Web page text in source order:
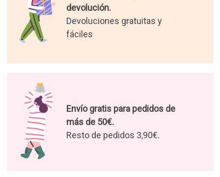
devolución.
Devoluciones gratuitas y
fáciles
Envío gratis para pedidos de
más de 50€.
Resto de pedidos 3,90€.